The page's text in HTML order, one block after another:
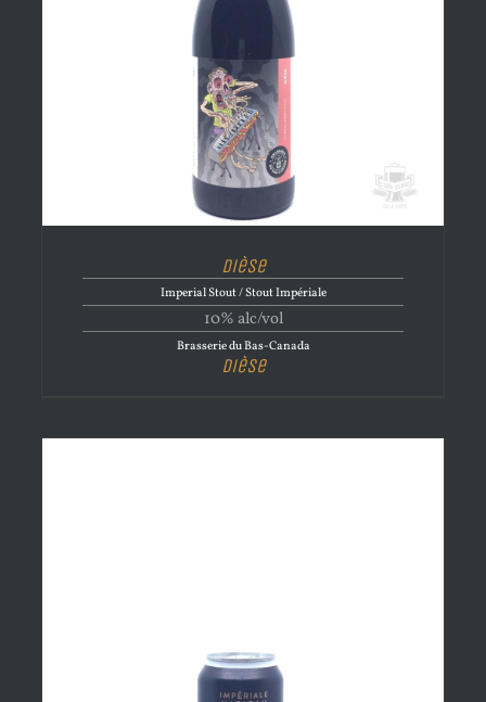
Dièse
Imperial Stout / Stout Impériale
10% alc/vol
Brasserie du Bas-Canada
Dièse